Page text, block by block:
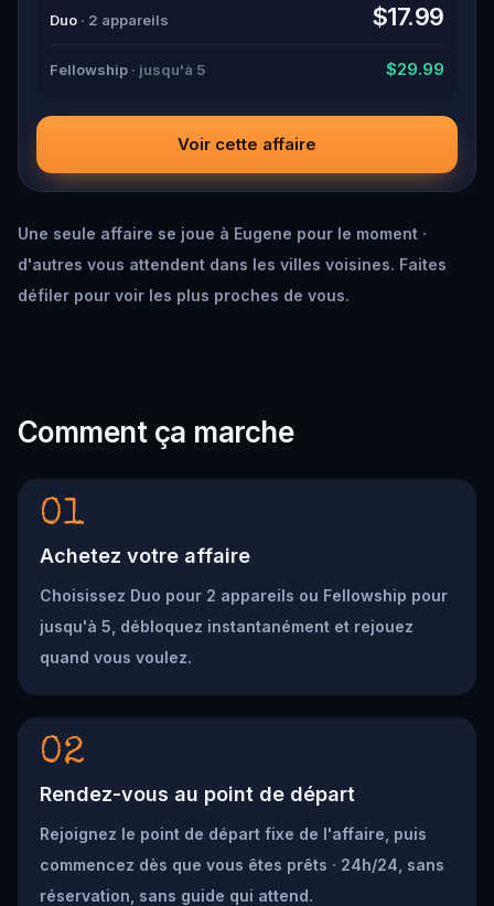
Duo · 2 appareils $17.99
Fellowship · jusqu'à 5 $29.99
Voir cette affaire
Une seule affaire se joue à Eugene pour le moment ·
d'autres vous attendent dans les villes voisines. Faites
défiler pour voir les plus proches de vous.
Comment ça marche
01
Achetez votre affaire
Choisissez Duo pour 2 appareils ou Fellowship pour
jusqu'à 5, débloquez instantanément et rejouez
quand vous voulez.
02
Rendez-vous au point de départ
Rejoignez le point de départ fixe de l'affaire, puis
commencez dès que vous êtes prêts · 24h/24, sans
réservation, sans guide qui attend.